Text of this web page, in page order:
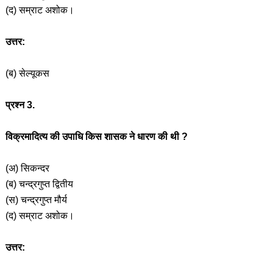
(द) सम्राट अशोक।
उत्तर:
(ब) सेल्यूकस
प्रश्न 3.
विक्रमादित्य की उपाधि किस शासक ने धारण की थी ?
(अ) सिकन्दर
(ब) चन्द्रगुप्त द्वितीय
(स) चन्द्रगुप्त मौर्य
(द) सम्राट अशोक।
उत्तर: